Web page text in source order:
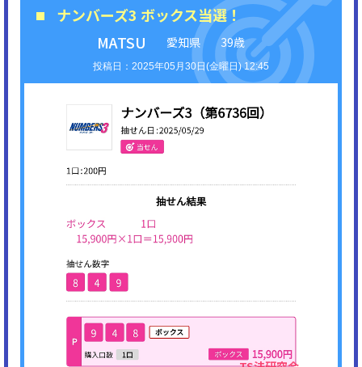
ナンバーズ3 ボックス当選！
MATSU
愛知県 39歳
2025年05月30日(金曜日) 12:45